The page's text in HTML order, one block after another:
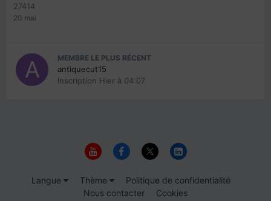
27414
20 mai
MEMBRE LE PLUS RÉCENT
antiquecut15
Inscription Hier à 04:07
Langue Thème
Politique de confidentialité
Nous contacter
Cookies